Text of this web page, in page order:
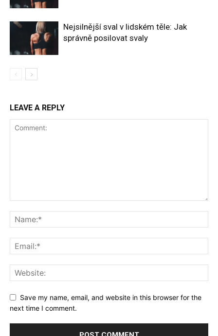
Nejsilnější sval v lidském těle: Jak
správně posilovat svaly
LEAVE A REPLY
Save my name, email, and website in this browser for the
next time I comment.